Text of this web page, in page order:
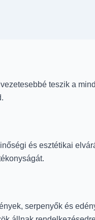
teszik a
és esztétikai
serpenyők és